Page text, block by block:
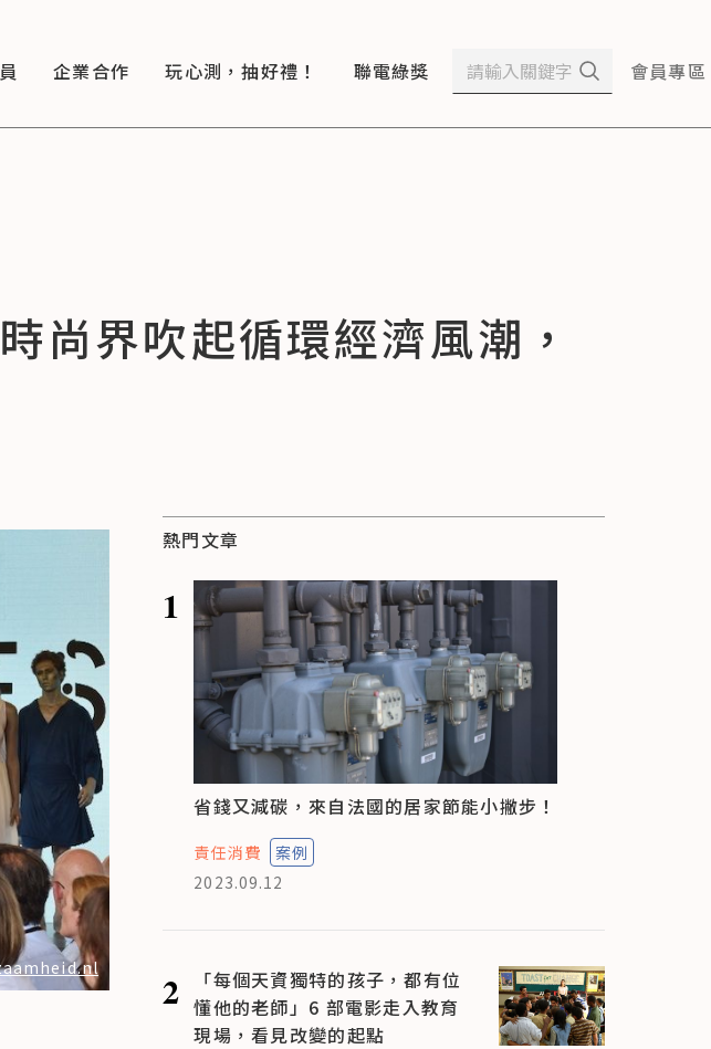
企業合作 玩心測，抽好禮！ 聯電綠獎 會員專區
尚界吹起循環經濟風潮，
熱門文章
1
省錢又減碳，來自法國的居家節能小撇步！
責任消費
案例
2023.09.12
2
「每個天資獨特的孩子，都有位
懂他的老師」6 部電影走入教育
現場，看見改變的起點